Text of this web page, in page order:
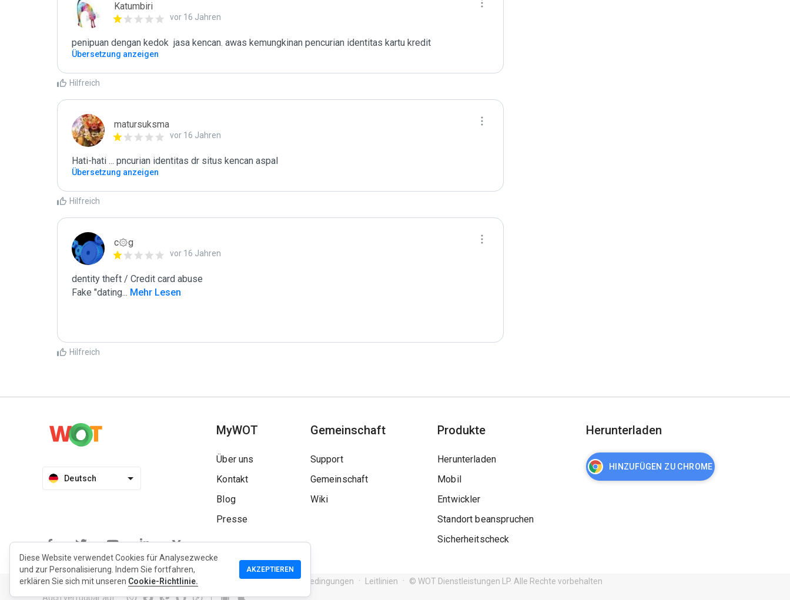
Katumbiri
vor 16 Jahren
penipuan dengan kedok  jasa kencan. awas kemungkinan pencurian identitas kartu kredit
Übersetzung anzeigen
Hilfreich
matursuksma
vor 16 Jahren
Übersetzung anzeigen
Hilfreich
c۞g
vor 16 Jahren
dentity theft / Credit card abuse
Fake "dating... Mehr Lesen
Hilfreich
Deutsch
MyWOT
Über uns
Kontakt
Blog
Presse
Gemeinschaft
Support
Gemeinschaft
Wiki
Produkte
Herunterladen
Mobil
Entwickler
Standort beanspruchen
Sicherheitscheck
Herunterladen
HINZUFÜGEN ZU CHROME
Datenschutzrichtlinie Erweiterung Datenschutzrichtlinie Nutzungsbedingungen Leitlinien
© WOT Dienstleistungen LP. Alle Rechte vorbehalten
Auch verfügbar auf:
Diese Website verwendet Cookies für Analysezwecke
und zur Personalisierung. Indem Sie fortfahren,
erklären Sie sich mit unseren Cookie-Richtlinie.
AKZEPTIEREN